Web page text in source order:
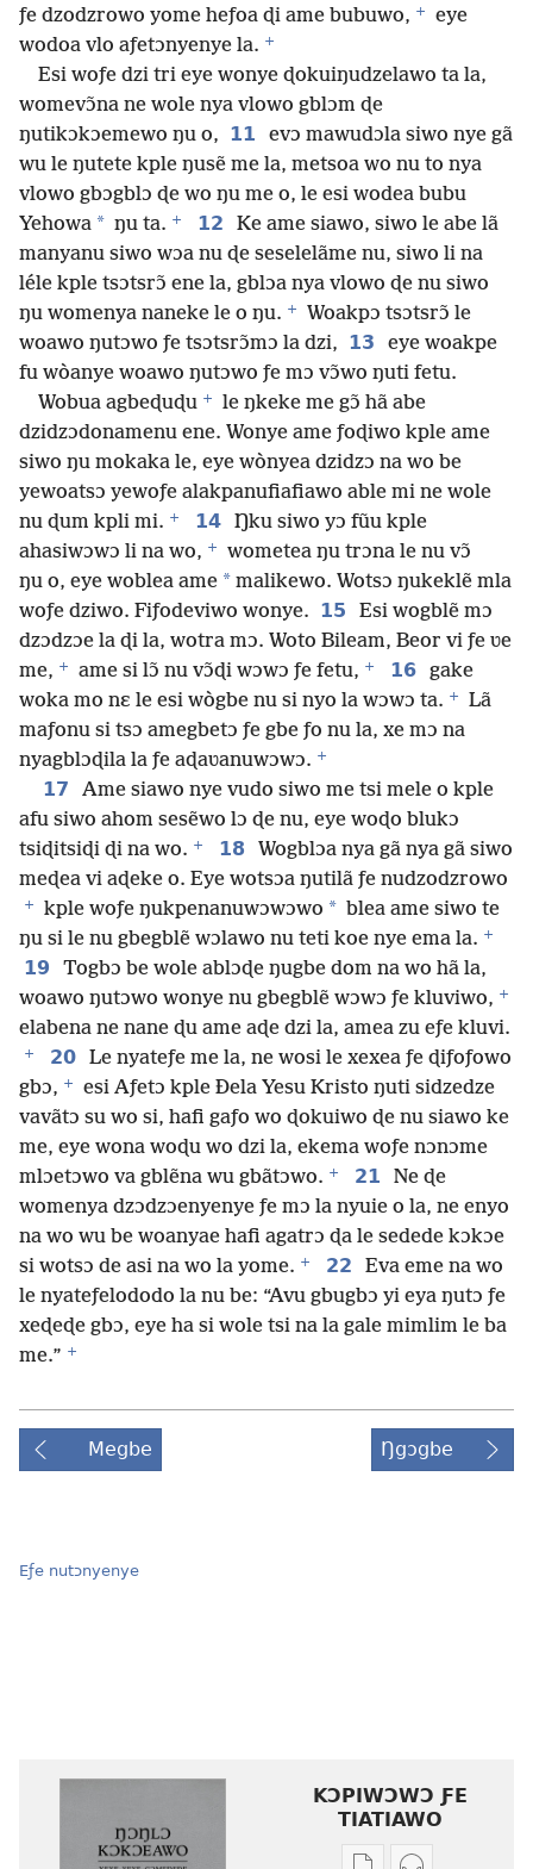
ƒe dzodzrowo yome heƒoa ɖi ame bubuwo, +
eye
wodoa vlo aƒetɔnyenye la. +
Esi woƒe dzi tri eye wonye ɖokuiŋudzelawo ta la,
womevɔ̃na ne wole nya vlowo gblɔm ɖe
ŋutikɔkɔemewo ŋu o, 11
evɔ mawudɔla siwo nye gã
wu le ŋutete kple ŋusẽ me la, metsoa wo nu to nya
vlowo gbɔgblɔ ɖe wo ŋu me o, le esi wodea bubu
Yehowa * ŋu ta. + 12
Ke ame siawo, siwo le abe lã
manyanu siwo wɔa nu ɖe seselelãme nu, siwo li na
léle kple tsɔtsrɔ̃ ene la, gblɔa nya vlowo ɖe nu siwo
ŋu womenya naneke le o ŋu. +
Woakpɔ tsɔtsrɔ̃ le
woawo ŋutɔwo ƒe tsɔtsrɔ̃mɔ la dzi, 13
eye woakpe
fu wòanye woawo ŋutɔwo ƒe mɔ vɔ̃wo ŋuti fetu.
Wobua agbeɖuɖu +
le ŋkeke me gɔ̃ hã abe
dzidzɔdonamenu ene. Wonye ame ƒoɖiwo kple ame
siwo ŋu mokaka le, eye wònyea dzidzɔ na wo be
yewoatsɔ yewoƒe alakpanufiafiawo able mi ne wole
nu ɖum kpli mi. + 14 Ŋku siwo yɔ fũu kple
ahasiwɔwɔ li na wo, +
wometea ŋu trɔna le nu vɔ̃
ŋu o, eye woblea ame * malikewo. Wotsɔ ŋukeklẽ mla
woƒe dziwo. Fiƒodeviwo wonye. 15
Esi wogblẽ mɔ
dzɔdzɔe la ɖi la, wotra mɔ. Woto Bileam, Beor vi ƒe ʋe
me, + ame si lɔ̃ nu vɔ̃ɖi wɔwɔ ƒe fetu, + 16 gake
woka mo nɛ le esi wògbe nu si nyo la wɔwɔ ta. +
Lã
maƒonu si tsɔ amegbetɔ ƒe gbe ƒo nu la, xe mɔ na
nyagblɔɖila la ƒe aɖaʋanuwɔwɔ. +
17
Ame siawo nye vudo siwo me tsi mele o kple
afu siwo ahom sesẽwo lɔ ɖe nu, eye woɖo blukɔ
tsiɖitsiɖi ɖi na wo. + 18
Wogblɔa nya gã nya gã siwo
meɖea vi aɖeke o. Eye wotsɔa ŋutilã ƒe nudzodzrowo
+ kple woƒe ŋukpenanuwɔwɔwo * blea ame siwo te
ŋu si le nu gbegblẽ wɔlawo nu teti koe nye ema la. +
19
Togbɔ be wole ablɔɖe ŋugbe dom na wo hã la,
woawo ŋutɔwo wonye nu gbegblẽ wɔwɔ ƒe kluviwo, +
elabena ne nane ɖu ame aɖe dzi la, amea zu eƒe kluvi.
+ 20 Le nyateƒe me la, ne wosi le xexea ƒe ɖiƒoƒowo
gbɔ, +
esi Aƒetɔ kple Ðela Yesu Kristo ŋuti sidzedze
vavãtɔ su wo si, hafi gaƒo wo ɖokuiwo ɖe nu siawo ke
me, eye wona woɖu wo dzi la, ekema woƒe nɔnɔme
mlɔetɔwo va gblẽna wu gbãtɔwo. + 21
Ne ɖe
womenya dzɔdzɔenyenye ƒe mɔ la nyuie o la, ne enyo
na wo wu be woanyae hafi agatrɔ ɖa le sedede kɔkɔe
si wotsɔ de asi na wo la yome. + 22
Eva eme na wo
le nyateƒelododo la nu be: “Avu gbugbɔ yi eya ŋutɔ ƒe
xeɖeɖe gbɔ, eye ha si wole tsi na la gale mimlim le ba
me.” +
Megbe Ŋgɔgbe
Eƒe nutɔnyenye
KƆPIWƆWƆ ƑE
TIATIAWO